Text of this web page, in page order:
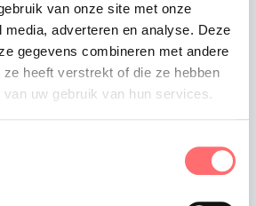
van onze site met onze
adverteren en analyse. Deze
gegevens combineren met andere
ze heeft verstrekt of die ze hebben
uw gebruik van hun services.
aan winkelwagen
dan in je winkelmandje en